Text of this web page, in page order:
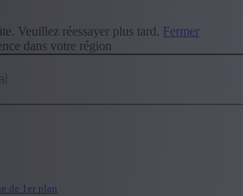
Veuillez réessayer plus tard. Fermer
dans votre région
de 1er plan